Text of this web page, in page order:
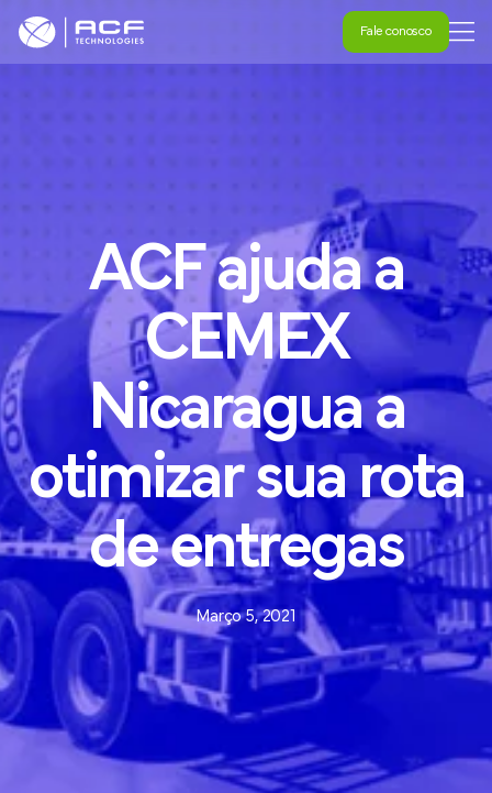
Fale conosco
ACF ajuda a
CEMEX
Nicaragua a
otimizar sua rota
de entregas
Março 5, 2021